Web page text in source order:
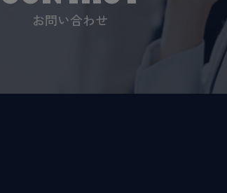
お問い合わせ